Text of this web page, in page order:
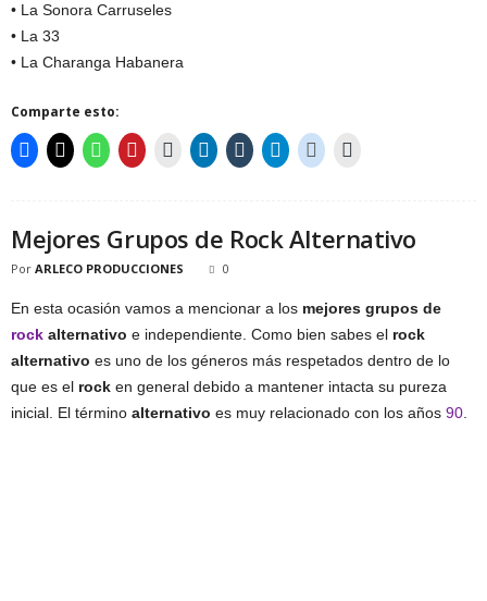
• La Sonora Carruseles
• La 33
• La Charanga Habanera
Comparte esto:
Mejores Grupos de Rock Alternativo
Por ARLECO PRODUCCIONES 0
En esta ocasión vamos a mencionar a los mejores grupos de
rock alternativo e independiente. Como bien sabes el rock
alternativo es uno de los géneros más respetados dentro de lo
que es el rock en general debido a mantener intacta su pureza
inicial. El término alternativo es muy relacionado con los años 90